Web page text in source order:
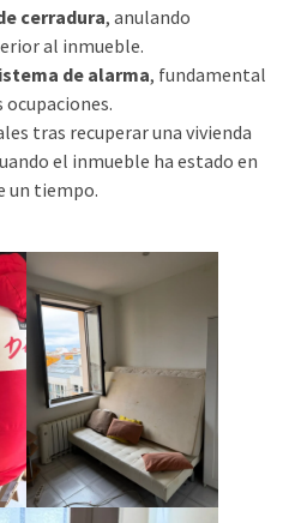
cerradura, anulando
al inmueble.
de alarma, fundamental
ocupaciones.
tras recuperar una vivienda
el inmueble ha estado en
un tiempo.